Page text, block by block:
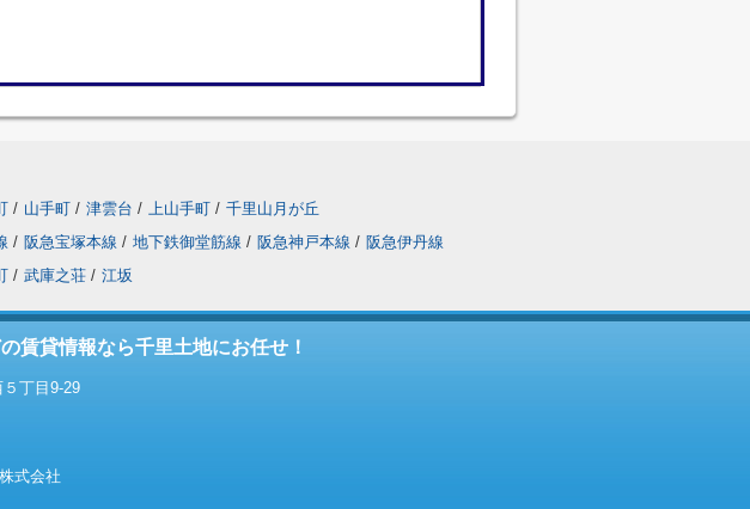
/ 山手町 / 津雲台 / 上山手町 / 千里山月が丘
/ 阪急宝塚本線 / 地下鉄御堂筋線 / 阪急神戸本線 / 阪急伊丹線
/ 武庫之荘 / 江坂
賃貸情報なら千里土地にお任せ！
丁目9-29
式会社